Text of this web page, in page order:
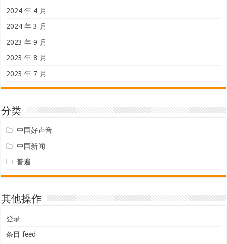
2024 年 4 月
2024 年 3 月
2023 年 9 月
2023 年 8 月
2023 年 7 月
分类
中国好声音
中国新闻
普遍
其他操作
登录
条目 feed